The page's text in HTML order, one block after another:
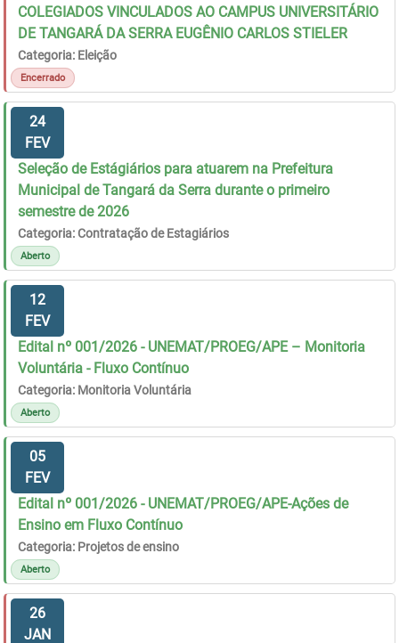
COLEGIADOS VINCULADOS AO CAMPUS UNIVERSITÁRIO
DE TANGARÁ DA SERRA EUGÊNIO CARLOS STIELER
Categoria: Eleição
Encerrado
24
FEV
Seleção de Estágiários para atuarem na Prefeitura
Municipal de Tangará da Serra durante o primeiro
semestre de 2026
Categoria: Contratação de Estagiários
Aberto
12
FEV
Edital nº 001/2026 - UNEMAT/PROEG/APE – Monitoria
Voluntária - Fluxo Contínuo
Categoria: Monitoria Voluntária
Aberto
05
FEV
Edital nº 001/2026 - UNEMAT/PROEG/APE-Ações de
Ensino em Fluxo Contínuo
Categoria: Projetos de ensino
Aberto
26
JAN